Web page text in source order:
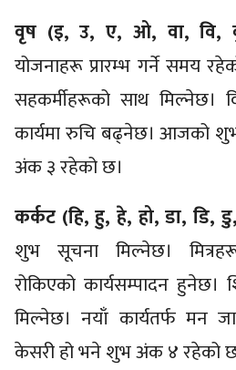
वृष (इ, उ, ए, ओ, वा, वि,
योजनाहरू प्रारम्भ गर्ने समय
सहकर्मीहरूको साथ मिल्नेछ।
कार्यमा रुचि बढ्नेछ। आजको
अंक ३ रहेको छ।
कर्कट (हि, हु, हे, हो, डा, डि,
शुभ सूचना मिल्नेछ।
रोकिएको कार्यसम्पादन हुनेछ।
मिल्नेछ। नयाँ कार्यतर्फ
केसरी हो भने शुभ अंक ४ रहेको